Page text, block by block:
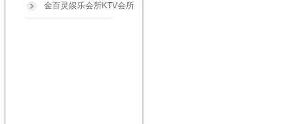
金百灵娱乐会所KTV会所